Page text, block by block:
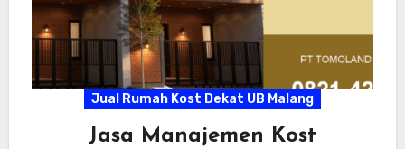
Jual Rumah Kost Dekat UB Malang
Jasa Manajemen Kost